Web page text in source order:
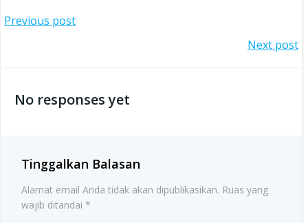
Post
Previous post
navigation
Next post
No responses yet
Tinggalkan Balasan
Alamat email Anda tidak akan dipublikasikan. Ruas yang
wajib ditandai *